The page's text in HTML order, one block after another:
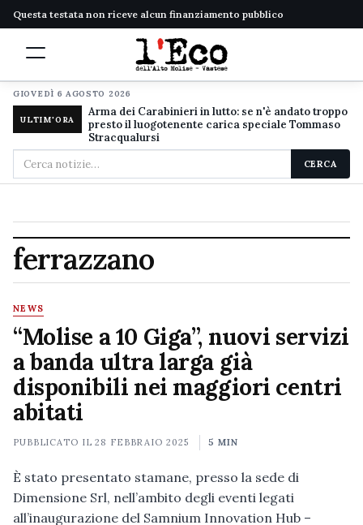
Questa testata non riceve alcun finanziamento pubblico
GIOVEDÌ 6 AGOSTO 2026
ULTIM'ORA
Arma dei Carabinieri in lutto: se n'è andato troppo
presto il luogotenente carica speciale Tommaso
Stracqualursi
Cerca
nel
CERCA
ferrazzano
NEWS
“Molise a 10 Giga”, nuovi servizi
a banda ultra larga già
disponibili nei maggiori centri
abitati
PUBBLICATO IL28 FEBBRAIO 2025 5 MIN
È stato presentato stamane, presso la sede di
Dimensione Srl, nell’ambito degli eventi legati
all’inaugurazione del Samnium Innovation Hub –